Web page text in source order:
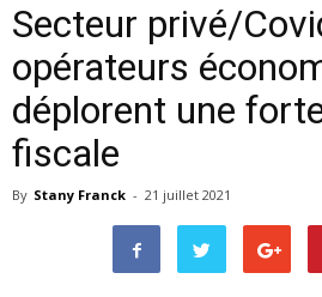
Secteur privé/
opérateurs
déplorent une
fiscale
By Stany Franck - 21 juillet 2021